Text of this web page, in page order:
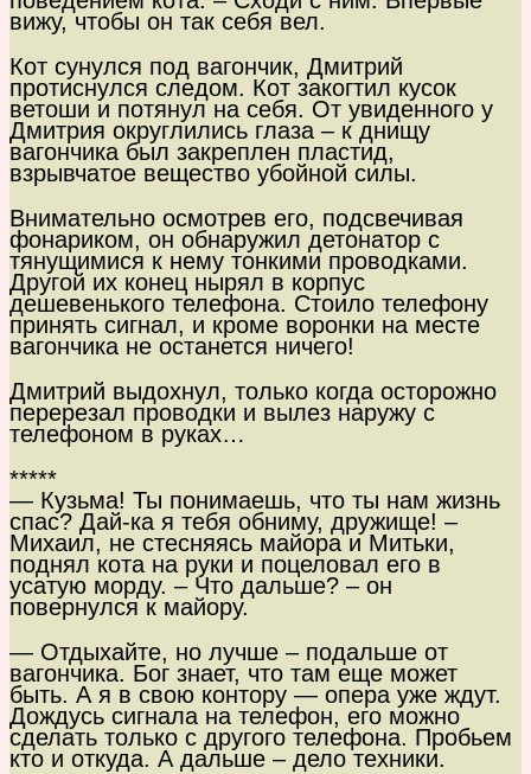
вижу, чтобы он так себя вел.
Кот сунулся под вагончик, Дмитрий
протиснулся следом. Кот закогтил кусок
ветоши и потянул на себя. От увиденного у
Дмитрия округлились глаза – к днищу
вагончика был закреплен пластид,
взрывчатое вещество убойной силы.
Внимательно осмотрев его, подсвечивая
фонариком, он обнаружил детонатор с
тянущимися к нему тонкими проводками.
Другой их конец нырял в корпус
дешевенького телефона. Стоило телефону
принять сигнал, и кроме воронки на месте
вагончика не останется ничего!
Дмитрий выдохнул, только когда осторожно
перерезал проводки и вылез наружу с
телефоном в руках…
*****
— Кузьма! Ты понимаешь, что ты нам жизнь
спас? Дай-ка я тебя обниму, дружище! –
Михаил, не стесняясь майора и Митьки,
поднял кота на руки и поцеловал его в
усатую морду. – Что дальше? – он
повернулся к майору.
— Отдыхайте, но лучше – подальше от
вагончика. Бог знает, что там еще может
быть. А я в свою контору — опера уже ждут.
Дождусь сигнала на телефон, его можно
сделать только с другого телефона. Пробьем
кто и откуда. А дальше – дело техники.